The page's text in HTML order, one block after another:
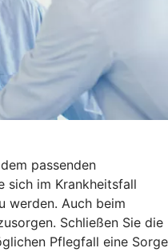
passenden
sich im Krankheitsfall
werden. Auch beim
Schließen Sie die
Pflegfall eine Sorge